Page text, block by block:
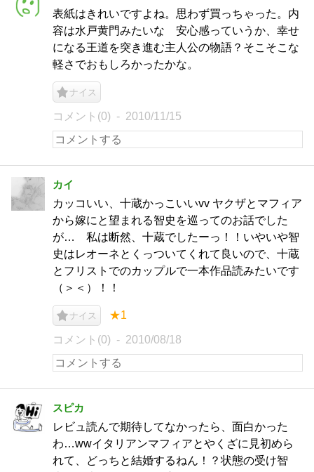
表紙はきれいですよね。思わず買っちゃった。内
容は水戸黄門みたいな 安心感っていうか、幸せ
になる王道を突き進む主人公の物語？そこそこな
軽さでおもしろかったかな。
ナイス
コメント(0) 2010/11/15
カイ
カッコいい、十蔵かっこいいvv ヤクザとマフィア
から嫁にと望まれる智史を巡ってのお話でした
が… 私は断然、十蔵でしたーっ！！いやいや智
史はレオーネとくっついてくれて良いので、十蔵
とフリストでのカップルで一本作品読みたいです
（＞＜）！！
ナイス ★1
コメント(0) 2010/08/18
スピカ
レビュ読んで期待してなかったら、面白かった
わ…wwイタリアンマフィアとやくざに見初めら
れて、どっちと結婚するねん！？状態の受け智